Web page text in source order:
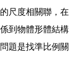
尺度相關聯，在
到物體形體結構
題是找準比例關